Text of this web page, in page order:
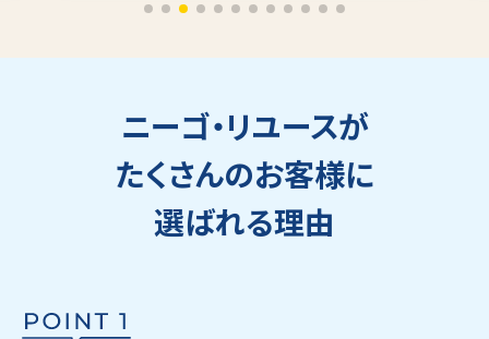
ニーゴ・リユースが
たくさんのお客様に
選ばれる理由